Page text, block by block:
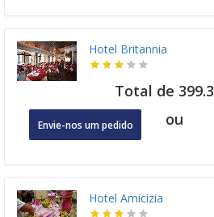
Hotel Britannia
Total de
Envie-nos um pedido ou
Hotel Amicizia